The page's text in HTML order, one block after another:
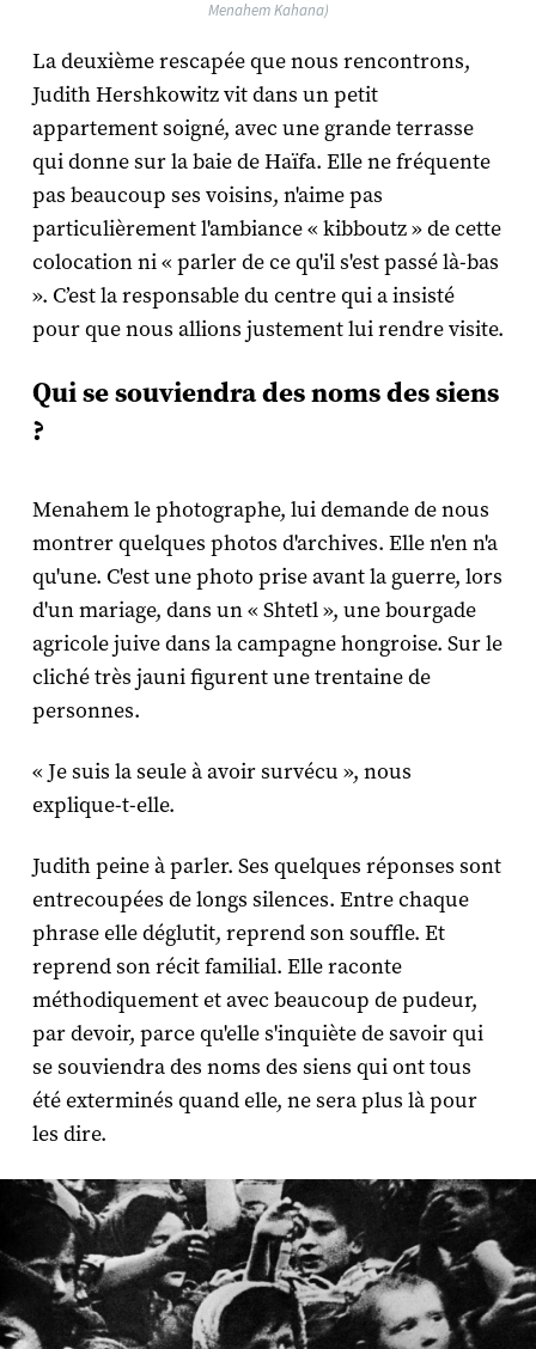
Menahem Kahana)
La deuxième rescapée que nous rencontrons,
Judith Hershkowitz vit dans un petit
appartement soigné, avec une grande terrasse
qui donne sur la baie de Haïfa. Elle ne fréquente
pas beaucoup ses voisins, n'aime pas
particulièrement l'ambiance « kibboutz » de cette
colocation ni « parler de ce qu'il s'est passé là-bas
». C’est la responsable du centre qui a insisté
pour que nous allions justement lui rendre visite.
Qui se souviendra des noms des siens
?
Menahem le photographe, lui demande de nous
montrer quelques photos d'archives. Elle n'en n'a
qu'une. C'est une photo prise avant la guerre, lors
d'un mariage, dans un « Shtetl », une bourgade
agricole juive dans la campagne hongroise. Sur le
cliché très jauni figurent une trentaine de
personnes.
« Je suis la seule à avoir survécu », nous
explique-t-elle.
Judith peine à parler. Ses quelques réponses sont
entrecoupées de longs silences. Entre chaque
phrase elle déglutit, reprend son souffle. Et
reprend son récit familial. Elle raconte
méthodiquement et avec beaucoup de pudeur,
par devoir, parce qu'elle s'inquiète de savoir qui
se souviendra des noms des siens qui ont tous
été exterminés quand elle, ne sera plus là pour
les dire.